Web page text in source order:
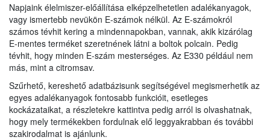
Napjaink élelmiszer-előállítása elképzelhetetlen adalékanyagok,
vagy ismertebb nevükön E-számok nélkül. Az E-számokról
számos tévhit kering a mindennapokban, vannak, akik kizárólag
E-mentes terméket szeretnének látni a boltok polcain. Pedig
tévhit, hogy minden E-szám mesterséges. Az E330 például nem
más, mint a citromsav.
Szűrhető, kereshető adatbázisunk segítségével megismerhetik az
egyes adalékanyagok fontosabb funkcióit, esetleges
kockázataikat, a részletekre kattintva pedig arról is olvashatnak,
hogy mely termékekben fordulnak elő leggyakrabban és további
szakirodalmat is ajánlunk.